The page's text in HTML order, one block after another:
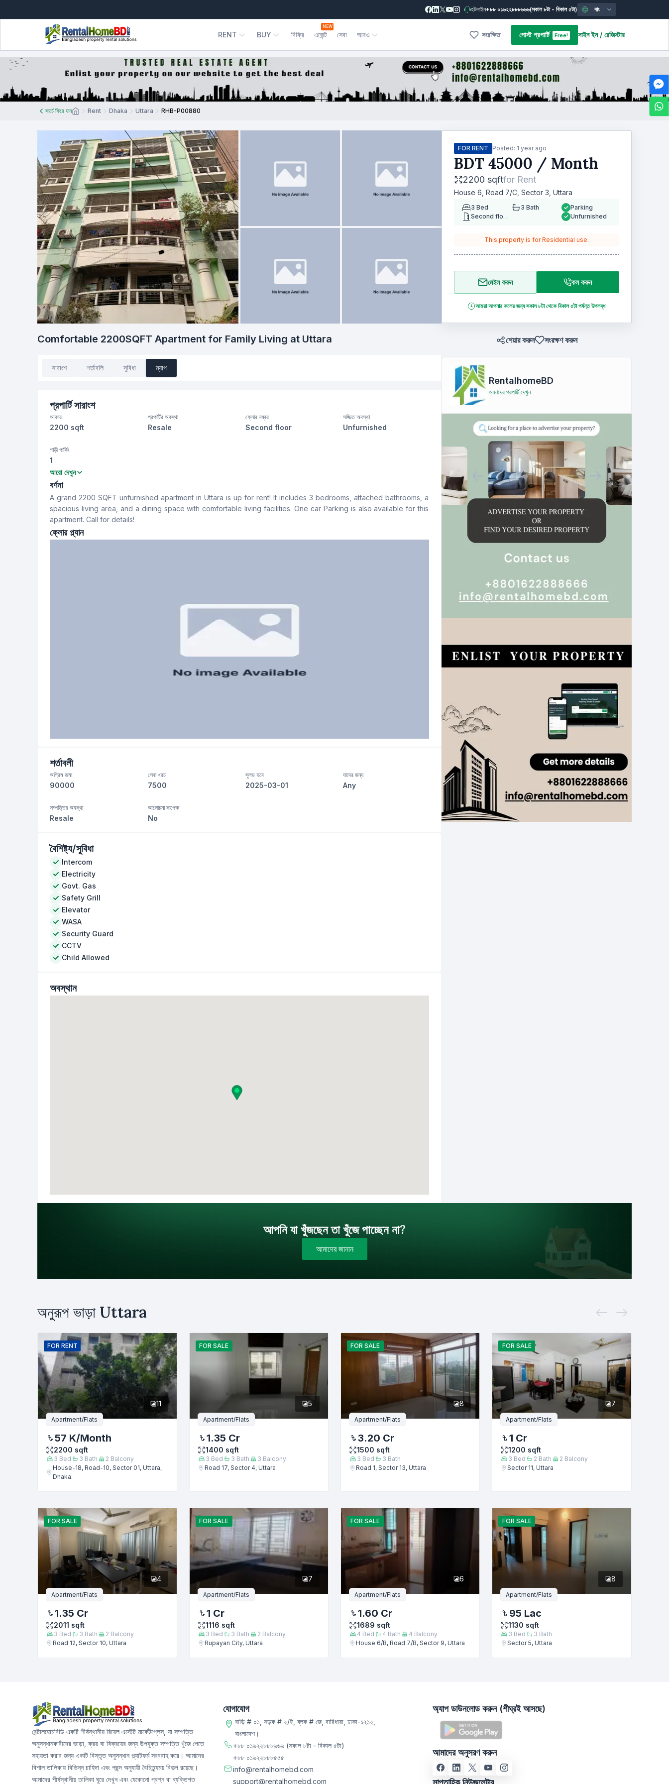
হটলাইন+৮৮ ০১৬২২৮৮৮৬৬৬(সকাল ৮টা - বিকাল ৫টা) বাং
RENT BUY বিক্রি এজেন্ট
NEW
সেবা আরও সংরক্ষিত পোস্ট প্রপার্টি Free! সাইন ইন / রেজিস্টার
সার্চে ফিরে যান Rent Dhaka Uttara RHB-P00880
Comfortable 2200SQFT Apartment for Family Living at Uttara
সারাংশ শর্তাবলি সুবিধা ম্যাপ
প্রপার্টি সারাংশ
আকার
2200 sqft
প্রপার্টির অবস্থা
Resale
ফ্লোর নম্বর
Second floor
সজ্জিত অবস্থা
Unfurnished
গাড়ী পার্কিং
1
বেডরুম
3
খাবার রুম
Yes
ফ্লোর টাইপ
Tiled 1
সার্ভেন্ট রুম
Yes
স্টাফ টয়লেট
আরো দেখুন
বর্ণনা
A grand 2200 SQFT unfurnished apartment in Uttara is up for rent! It includes 3 bedrooms, attached bathrooms, a
spacious living area, and a dining space with comfortable living facilities. One car Parking is also available for this
apartment. Call for details!
ফ্লোর প্ল্যান
শর্তাবলী
অগ্রিম জমা
90000
সেবা খরচ
7500
সুলভ হবে
2025-03-01
যাদের জন্য
Any
সম্পত্তির অবস্থা
Resale
আলোচনা সাপেক্ষ
No
বৈশিষ্ট্য/সুবিধা
Intercom
Electricity
Govt. Gas
Safety Grill
Elevator
WASA
Security Guard
CCTV
Child Allowed
অবস্থান
FOR RENT Posted: 1 year ago
BDT 45000 / Month
2200 sqftfor Rent
House 6, Road 7/C, Sector 3, Uttara
3 Bed 3 Bath
Second floor
Parking
Unfurnished
This property is for Residential use.
মেইল করুন কল করুন
আমরা আপনার কলের জন্য সকাল ৮টা থেকে বিকাল ৫টা পর্যন্ত উপলব্ধ
শেয়ার করুন সংরক্ষণ করুন
RentalhomeBD
আমাদের প্রপার্টি দেখুন
আপনি যা খুঁজছেন তা খুঁজে পাচ্ছেন না?
আমাদের জানান
ইমেইল
ফোন নম্বর
অনুরূপ ভাড়া Uttara
FOR RENT
11
Apartment/Flats
57 K/Month
2200 sqft
3 Bed 3 Bath 2 Balcony
House-18, Road-10, Sector 01, Uttara,
Dhaka.
FOR SALE
5
Apartment/Flats
1.35 Cr
1400 sqft
3 Bed 3 Bath 3 Balcony
Road 17, Sector 4, Uttara
FOR SALE
8
Apartment/Flats
3.20 Cr
1500 sqft
3 Bed 3 Bath
Road 1, Sector 13, Uttara
FOR SALE
7
Apartment/Flats
1 Cr
1200 sqft
3 Bed 2 Bath 2 Balcony
Sector 11, Uttara
FOR SALE
4
Apartment/Flats
1.35 Cr
2011 sqft
3 Bed 3 Bath 2 Balcony
Road 12, Sector 10, Uttara
FOR SALE
7
Apartment/Flats
1 Cr
1116 sqft
3 Bed 3 Bath 2 Balcony
Rupayan City, Uttara
FOR SALE
6
Apartment/Flats
1.60 Cr
1689 sqft
4 Bed 4 Bath 4 Balcony
House 6/B, Road 7/B, Sector 9, Uttara
FOR SALE
8
Apartment/Flats
95 Lac
1130 sqft
3 Bed 3 Bath
Sector 5, Uttara
রেন্টালহোমবিডি একটি শীর্ষস্থানীয় রিয়েল এস্টেট মার্কেটপ্লেস, যা সম্পত্তি
অনুসন্ধানকারীদের ভাড়া, ক্রয় বা বিক্রয়ের জন্য উপযুক্ত সম্পত্তি খুঁজে পেতে
সহায়তা করার জন্য একটি বিস্তৃত অনুসন্ধান প্ল্যাটফর্ম সরবরাহ করে। আমাদের
বিশাল তালিকায় বিভিন্ন চাহিদা এবং পছন্দ অনুযায়ী বৈচিত্র্যময় বিকল্প রয়েছে।
আমাদের শীর্ষস্থানীয় তালিকা ঘুরে দেখুন এবং যেকোনো প্রশ্ন বা ব্যক্তিগত
যোগাযোগ
বাড়ি # ০১, সড়ক # ২/ই, ব্লক # জে, বারিধারা, ঢাকা-১২১২,
বাংলাদেশ।
+৮৮ ০১৬২২৮৮৮৬৬৬ (সকাল ৮টা - বিকাল ৫টা)
+৮৮ ০১৬২২৮৮৮৫৫৫
info@rentalhomebd.com
support@rentalhomebd.com
অ্যাপ ডাউনলোড করুন (শীঘ্রই আসছে)
আমাদের অনুসরণ করুন